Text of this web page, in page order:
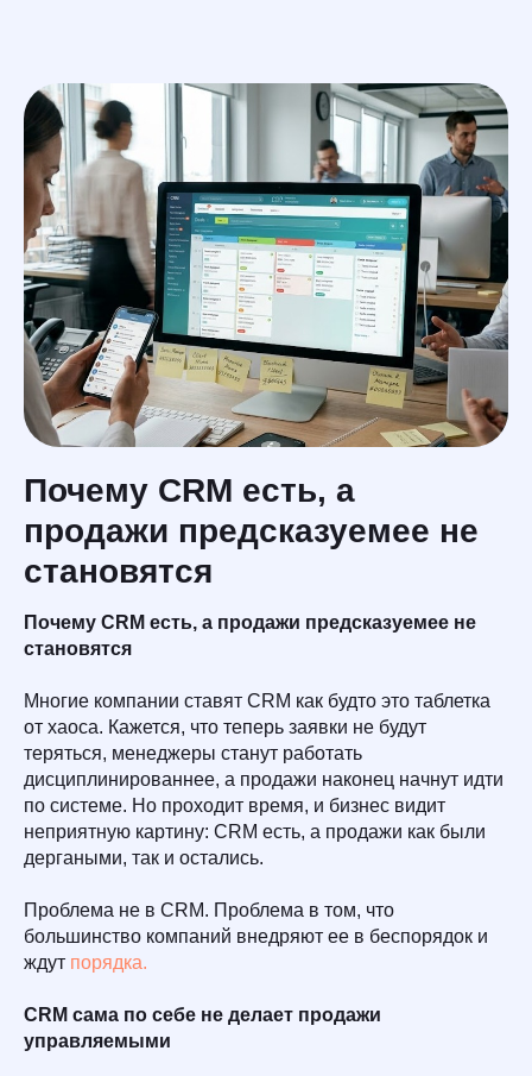
Почему CRM есть, а
продажи предсказуемее не
становятся
Почему CRM есть, а продажи предсказуемее не
становятся
Многие компании ставят CRM как будто это таблетка
от хаоса. Кажется, что теперь заявки не будут
теряться, менеджеры станут работать
дисциплинированнее, а продажи наконец начнут идти
по системе. Но проходит время, и бизнес видит
неприятную картину: CRM есть, а продажи как были
дергаными, так и остались.
Проблема не в CRM. Проблема в том, что
большинство компаний внедряют ее в беспорядок и
ждут порядка.
CRM сама по себе не делает продажи
управляемыми